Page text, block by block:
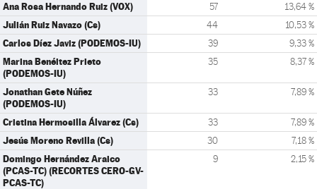
Ana Rosa Hernando Ruiz (VOX) 57 13,64 %
Julián Ruiz Navazo (Cs) 44 10,53 %
Carlos Díez Javiz (PODEMOS-IU) 39 9,33 %
Marina Benéitez Prieto
(PODEMOS-IU)
35 8,37 %
Jonathan Gete Núñez
(PODEMOS-IU)
33 7,89 %
Cristina Hermosilla Álvarez (Cs) 33 7,89 %
Jesús Moreno Revilla (Cs) 30 7,18 %
Domingo Hernández Araico
(PCAS-TC) (RECORTES CERO-GV-
PCAS-TC)
9 2,15 %